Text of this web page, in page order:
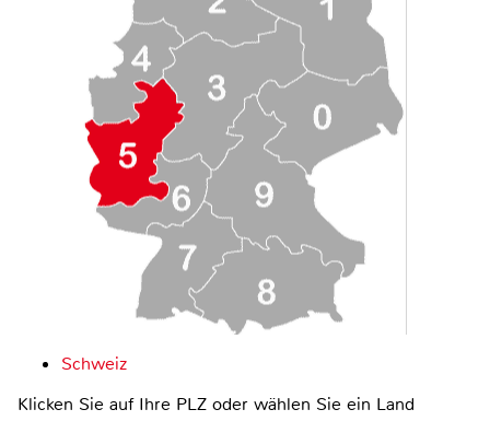
Schweiz
Klicken Sie auf Ihre PLZ oder wählen Sie ein Land